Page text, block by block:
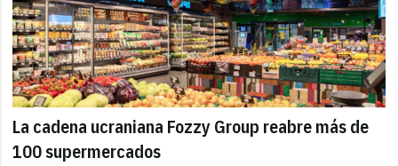
La cadena ucraniana Fozzy Group reabre más de
100 supermercados